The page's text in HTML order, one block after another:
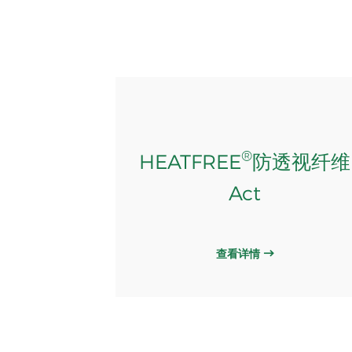
HEATFREE®防透视纤维
Act
查看详情